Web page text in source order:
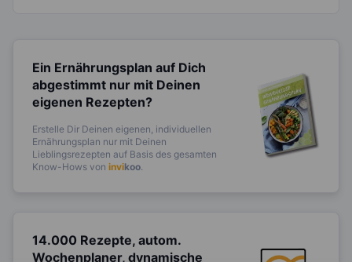
Ein Ernährungsplan auf Dich
abgestimmt nur mit Deinen
eigenen Rezepten?
Erstelle Dir Deinen eigenen, individuellen
Ernährungsplan nur mit Deinen
Lieblingsrezepten auf Basis des gesamten
Know-Hows von invikoo
14.000 Rezepte, autom.
Wochenplaner, dynamische